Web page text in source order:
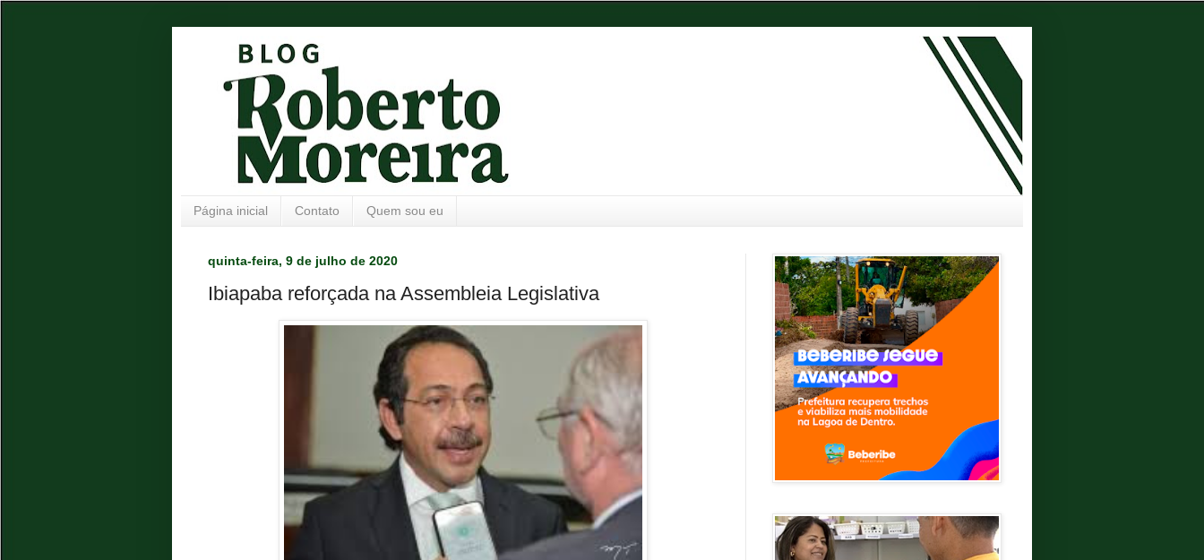
Página inicial Contato Quem sou eu
quinta-feira, 9 de julho de 2020
Ibiapaba reforçada na Assembleia Legislativa